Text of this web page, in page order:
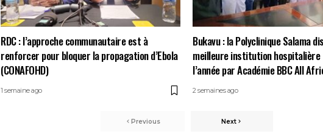
RDC : l’approche communautaire est à
renforcer pour bloquer la propagation d’Ebola
(CONAFOHD)
1 semaine ago
Bukavu : la Polyclinique Salama
meilleure institution hospitalière
l’année par Académie BBC All
2 semaines ago
Previous Next